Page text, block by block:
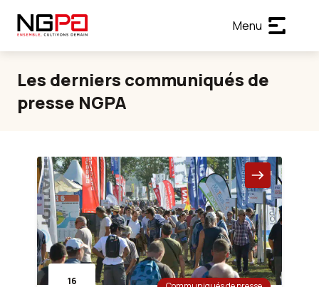
Menu
Les derniers communiqués de
presse NGPA
16